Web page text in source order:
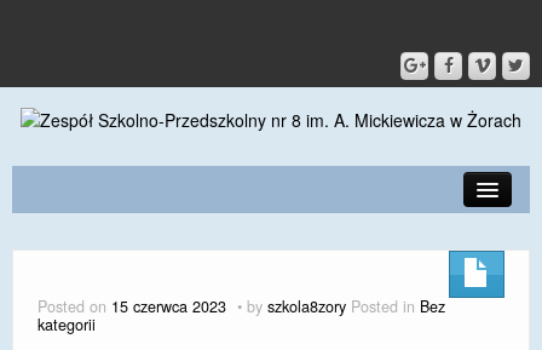
KONTAKT
Posted on 15 czerwca 2023 by szkola8zory Posted in Bez
kategorii